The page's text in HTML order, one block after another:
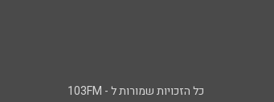
כל הזכויות שמורות ל - 103FM